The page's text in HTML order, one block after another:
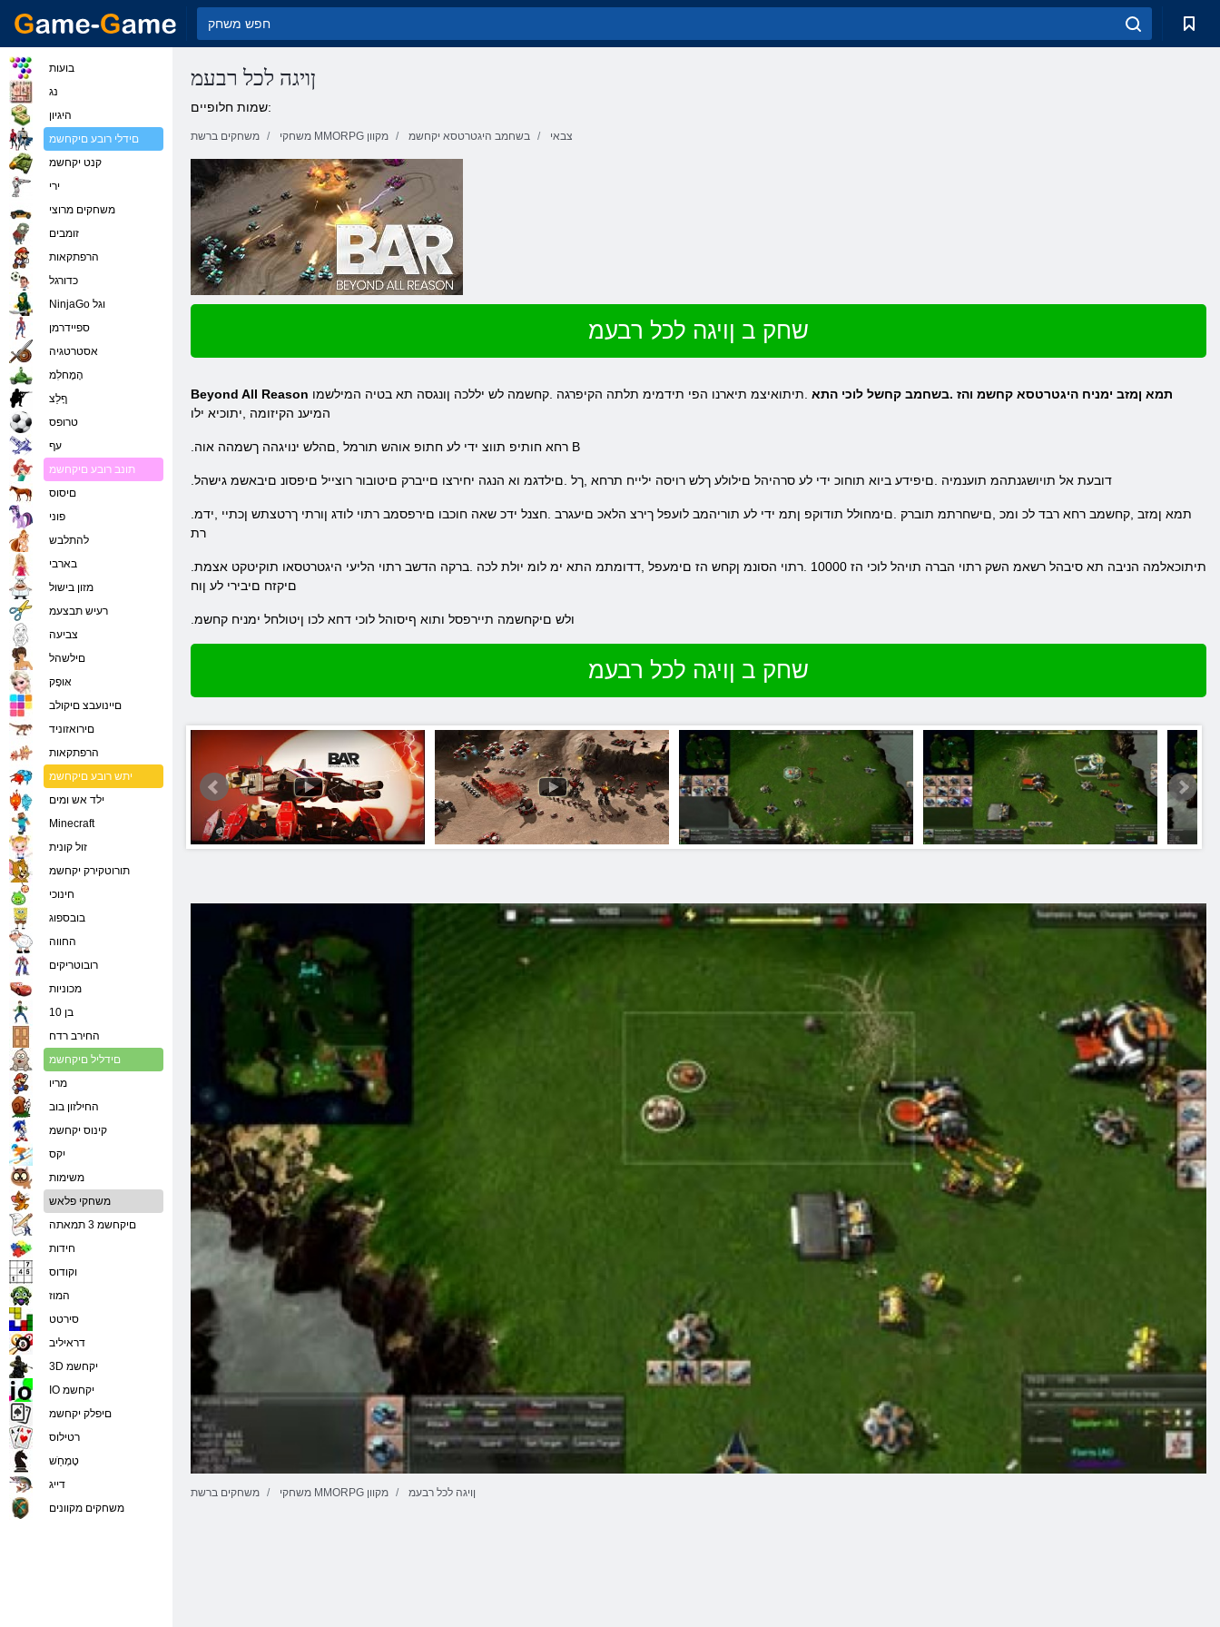
ןויגה לכל רבעמ
שמות חלופיים:
משחקים ברשת משחקי MMORPG מקוון בשחמב היגטרטסא יקחשמ צבאי
שחק ב ןויגה לכל רבעמ
Beyond All Reason תמא ןמזב ימניח היגטרטסא קחשמ והז .בשחמב קחשל לוכי התא .תיתואיצמ תיארנו הפי תידמימ תלתה הקיפרגה .קחשמה לש יללכה ןונגסה תא בטיה המילשמו
המיענ הקיזומה ,יתוכיא ילו
.רחא חותיפ תווצ ידי לע חתופ אוהש תורמל ,םהלש ינויגהה ךשמהה אוה B
.דובעת אל תויושגנתהמ תוענמיה .םיפידע ביוא תוחוכ ידי לע סרהיהל םילולע ךלש רויסה ילייח תרחא ,ךל .םילדגמ וא הנגה יחירצו םייברק םיטובור רוצייל םיפסונ םיבאשמ גישהל
רת
םיקזח םיבירי לע ןוח
.ולש םיקחשמה תיירפסל ותוא ףיסוהל לוכי דחא לכו ןיטולחל ימניח קחשמ
שחק ב ןויגה לכל רבעמ
משחקים ברשת משחקי MMORPG מקוון ןויגה לכל רבעמ
בועות
נג
היגיון
םידלי רובע םיקחשמ
קנט יקחשמ
ירי
משחקים מרוצי
זומבים
הרפתקאות
כדורגל
NinjaGo וגל
ספיידרמן
אסטרטגיה
הָמָחלִמ
ףָלַצ
טרופס
עף
תונב רובע םיקחשמ
םיסוס
פוני
להתלבש
בארבי
מזון בישול
רעיש תבצעמ
צביעה
םילשהל
אּופָק
םיינועבצ םיקולב
םירואזוניד
הרפתקאות
יתש רובע םיקחשמ
ילד אש ומים
Minecraft
זול קונית
תורוטקירק יקחשמ
חינוכי
בובספוג
החווה
רובוטריקים
מכוניות
בן 10
החירב רדח
םידליל םיקחשמ
מריו
החילזון בוב
קינוס יקחשמ
יִקס
משימות
משחקי פלאש
םיקחשמ 3 תמאתה
חידות
וקודוס
המוז
סירטט
דראיליב
3D יקחשמ
IO יקחשמ
םיפלק יקחשמ
רטילוס
טָמְחַׁש
דייג
משחקים מקוונים